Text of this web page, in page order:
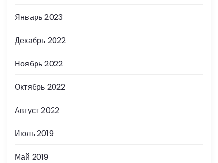
Январь 2023
Декабрь 2022
Ноябрь 2022
Октябрь 2022
Август 2022
Июль 2019
Май 2019